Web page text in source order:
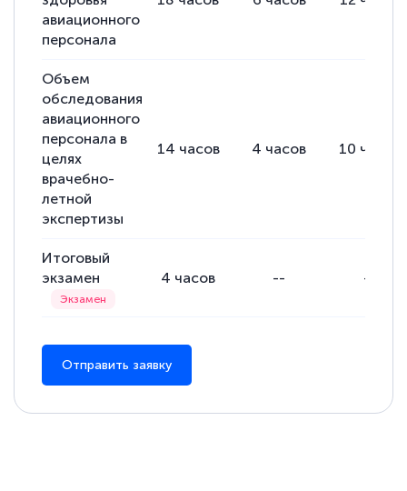
авиационного
персонала
Объем
обследования
авиационного
персонала в
целях
врачебно-
летной
экспертизы
14 часов 4 часов 10 часов
Итоговый
экзамен
4 часов -- --
Отправить заявку